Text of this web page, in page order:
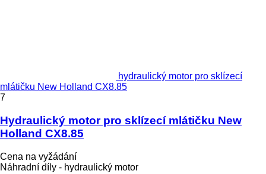
hydraulický motor pro sklízecí
mlátičku New Holland CX8.85
7
Hydraulický motor pro sklízecí mlátičku New
Holland CX8.85
Cena na vyžádání
Náhradní díly - hydraulický motor